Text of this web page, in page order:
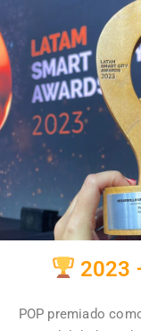
2023
POP premiado